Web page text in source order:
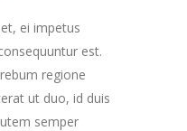
ei impetus
est.
regione
ut duo, id duis
semper